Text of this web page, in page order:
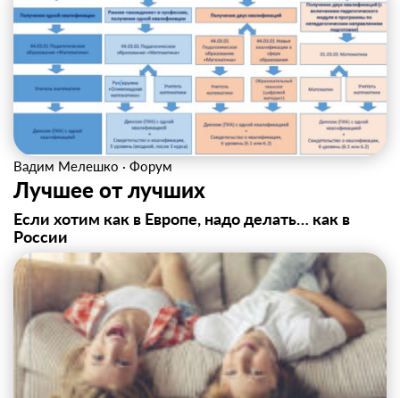
Вадим Мелешко · Форум
Лучшее от лучших
Если хотим как в Европе, надо делать… как в
России